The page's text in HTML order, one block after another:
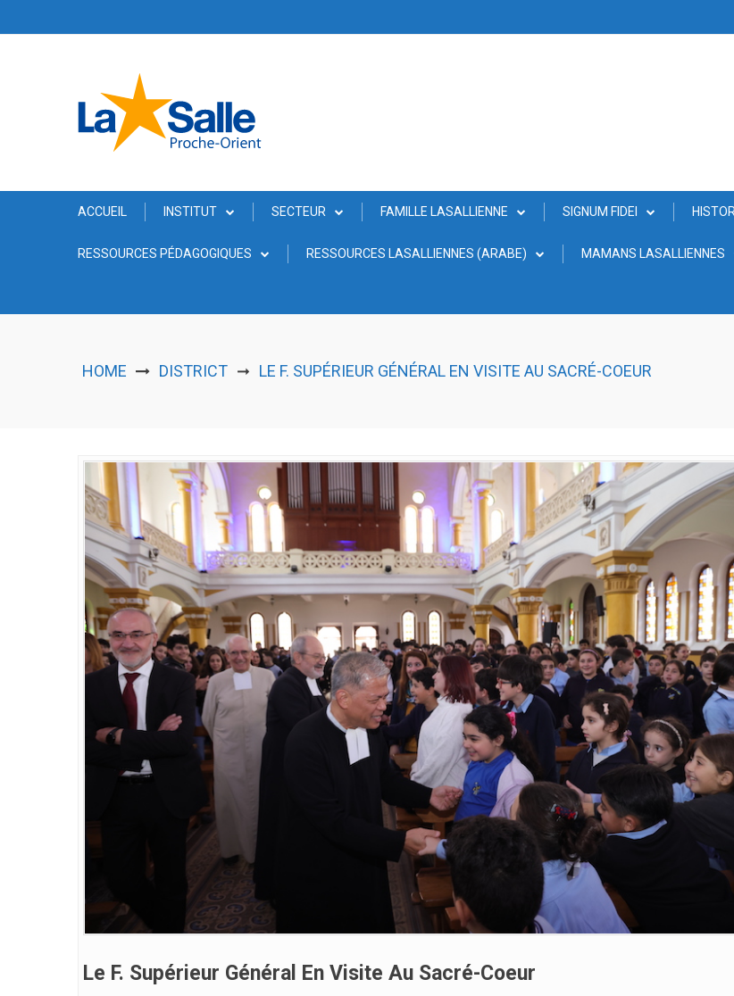
ACCUEIL INSTITUT SECTEUR FAMILLE LASALLIENNE SIGNUM FIDEI
RESSOURCES PÉDAGOGIQUES RESSOURCES LASALLIENNES (ARABE) MAMANS LASALLIENNES
HOME DISTRICT ➞ LE F. SUPÉRIEUR GÉNÉRAL EN VISITE AU SACRÉ-COEUR
Le F. Supérieur Général En Visite Au Sacré-Coeur